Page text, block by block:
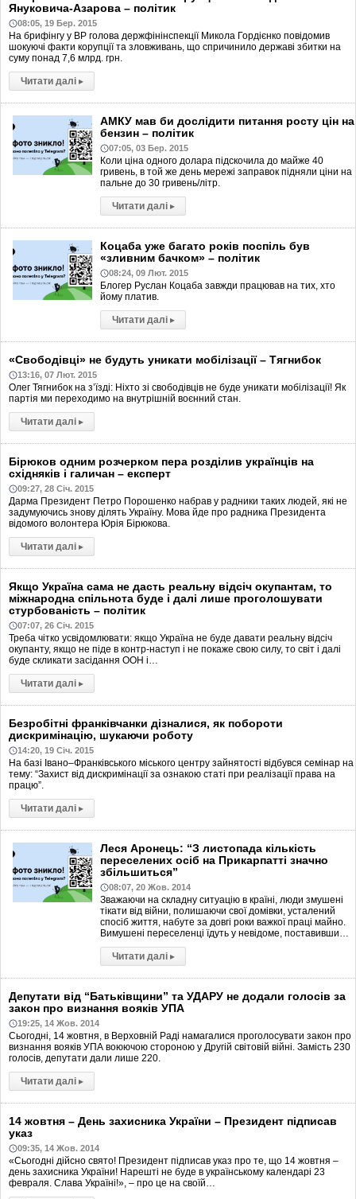
Януковича-Азарова – політик
08:05, 19 Бер. 2015
На брифінгу у ВР голова держфінінспекції Микола Гордієнко повідомив
шокуючі факти корупції та зловживань, що спричинило державі збитки на
суму понад 7,6 млрд. грн.
Читати далі ▸
АМКУ мав би дослідити питання росту цін на
бензин – політик
07:05, 03 Бер. 2015
Коли ціна одного долара підскочила до майже 40
гривень, в той же день мережі заправок підняли ціни на
пальне до 30 гривень/літр.
Читати далі ▸
Коцаба уже багато років поспіль був
«зливним бачком» – політик
08:24, 09 Лют. 2015
Блогер Руслан Коцаба завжди працював на тих, хто
йому платив.
Читати далі ▸
«Свободівці» не будуть уникати мобілізації – Тягнибок
13:16, 07 Лют. 2015
Олег Тягнибок на з’їзді: Ніхто зі свободівців не буде уникати мобілізації! Як
партія ми переходимо на внутрішній воєнний стан.
Читати далі ▸
Бірюков одним розчерком пера розділив українців на
східняків і галичан – експерт
09:27, 28 Січ. 2015
Дарма Президент Петро Порошенко набрав у радники таких людей, які не
задумуючись знову ділять Україну. Мова йде про радника Президента
відомого волонтера Юрія Бірюкова.
Читати далі ▸
Якщо Україна сама не дасть реальну відсіч окупантам, то
міжнародна спільнота буде і далі лише проголошувати
стурбованість – політик
07:07, 26 Січ. 2015
Треба чітко усвідомлювати: якщо Україна не буде давати реальну відсіч
окупанту, якщо не піде в контр-наступ і не покаже свою силу, то світ і далі
буде скликати засідання ООН і…
Читати далі ▸
Безробітні франківчанки дізналися, як побороти
дискримінацію, шукаючи роботу
14:20, 19 Січ. 2015
На базі Івано–Франківського міського центру зайнятості відбувся семінар на
тему: “Захист від дискримінації за ознакою статі при реалізації права на
працю”.
Читати далі ▸
Леся Аронець: “З листопада кількість
переселених осіб на Прикарпатті значно
збільшиться”
08:07, 20 Жов. 2014
Зважаючи на складну ситуацію в країні, люди змушені
тікати від війни, полишаючи свої домівки, усталений
спосіб життя, набуте за довгі роки важкої праці майно.
Вимушені переселенці їдуть у невідоме, поставивши…
Читати далі ▸
Депутати від “Батьківщини” та УДАРУ не додали голосів за
закон про визнання вояків УПА
19:25, 14 Жов. 2014
Сьогодні, 14 жовтня, в Верховній Раді намагалися проголосувати закон про
визнання вояків УПА воюючою стороною у Другій світовій війні. Замість 230
голосів, депутати дали лише 220.
Читати далі ▸
14 жовтня – День захисника України – Президент підписав
указ
09:35, 14 Жов. 2014
«Сьогодні дійсно свято! Президент підписав указ про те, що 14 жовтня –
день захисника України! Нарешті не буде в українському календарі 23
февраля. Слава Україні!», – про це на своїй…